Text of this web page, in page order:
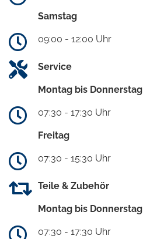
Samstag
09:00 - 12:00 Uhr
Service
Montag bis Donnerstag
07:30 - 17:30 Uhr
Freitag
07:30 - 15:30 Uhr
Teile & Zubehör
Montag bis Donnerstag
07:30 - 17:30 Uhr